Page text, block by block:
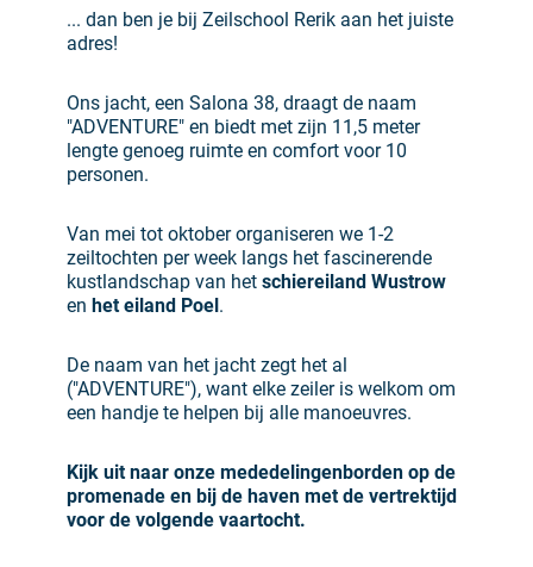
... dan ben je bij Zeilschool Rerik aan het juiste
adres!
Ons jacht, een Salona 38, draagt de naam
"ADVENTURE" en biedt met zijn 11,5 meter
lengte genoeg ruimte en comfort voor 10
personen.
Van mei tot oktober organiseren we 1-2
zeiltochten per week langs het fascinerende
kustlandschap van het schiereiland Wustrow
en het eiland Poel .
De naam van het jacht zegt het al
("ADVENTURE"), want elke zeiler is welkom om
een handje te helpen bij alle manoeuvres.
Kijk uit naar onze mededelingenborden op de
promenade en bij de haven met de vertrektijd
voor de volgende vaartocht.